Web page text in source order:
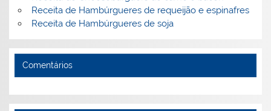
Receita de Hambúrgueres de requeijão e espinafres
Receita de Hambúrgueres de soja
Comentários